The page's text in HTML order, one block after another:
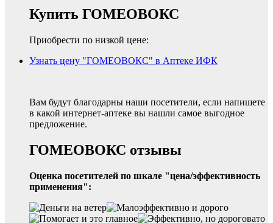
Купить ГОМЕОВОКС
Приобрести по низкой цене:
Узнать цену "ГОМЕОВОКС" в Аптеке ИФК
Вам будут благодарны наши посетители, если напишете
в какой интернет-аптеке вы нашли самое выгодное
предложение.
ГОМЕОВОКС отзывы
Оценка посетителей по шкале "цена/эффективность
применения":